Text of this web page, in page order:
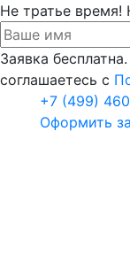
Не тратье время!
Заявка
соглашаетесь с
+7 (499)
Оформить